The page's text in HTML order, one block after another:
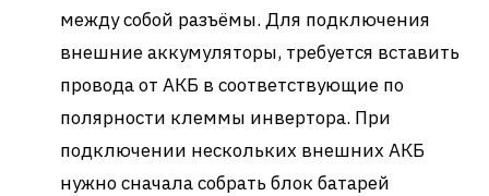
между собой разъёмы. Для подключения
внешние аккумуляторы, требуется вставить
провода от АКБ в соответствующие по
полярности клеммы инвертора. При
подключении нескольких внешних АКБ
нужно сначала собрать блок батарей